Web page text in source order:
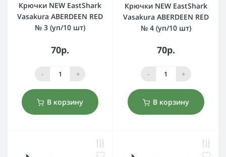
Крючки NEW EastShark
Vasakura ABERDEEN RED
№ 3 (уп/10 шт)
70р.
- +
В корзину
Крючки NEW EastShark
Vasakura ABERDEEN RED
№ 4 (уп/10 шт)
70р.
- +
В корзину